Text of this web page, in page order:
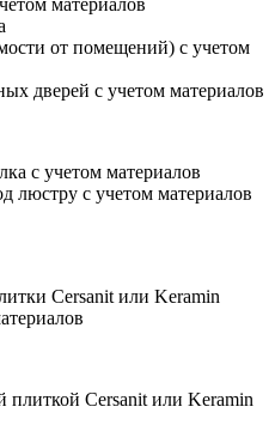
от помещений) с учетом
дверей с учетом материалов
с учетом материалов
люстру с учетом материалов
Cersanit или Keramin
плиткой Cersanit или Keramin